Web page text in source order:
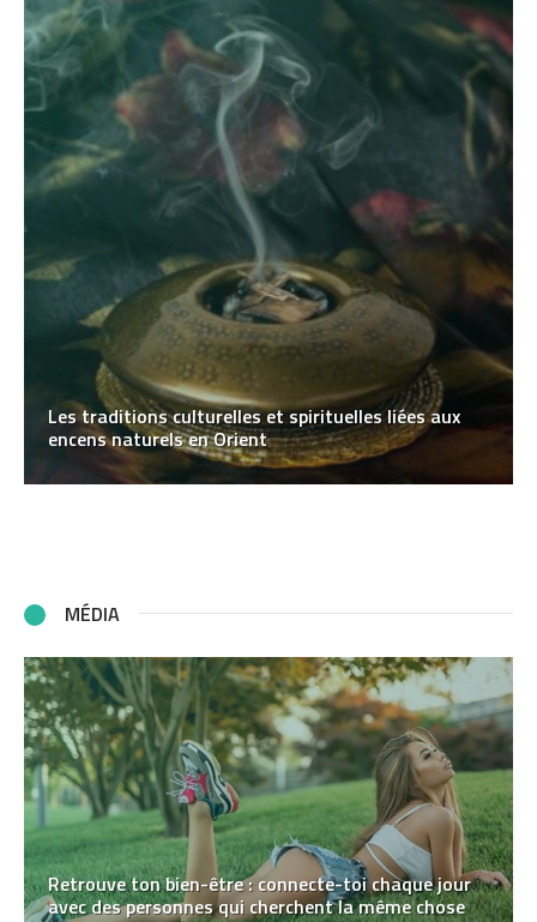
Les traditions culturelles et spirituelles liées aux
encens naturels en Orient
MÉDIA
Retrouve ton bien-être : connecte-toi chaque jour
avec des personnes qui cherchent la même chose